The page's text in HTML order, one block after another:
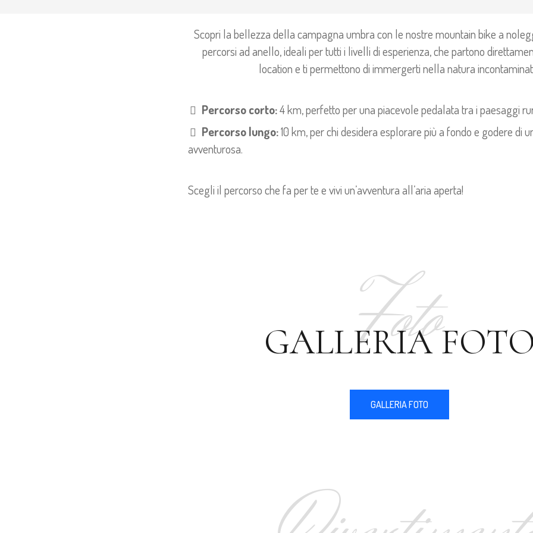
Scopri la bellezza della campagna umbra con le nostre mountain bike a
percorsi ad anello, ideali per tutti i livelli di esperienza, che partono
location e ti permettono di immergerti nella natura
Percorso corto:4 km, perfetto per una piacevole pedalata tra i paesaggi
Percorso lungo:10 km, per chi desidera esplorare più a fondo e godere di
avventurosa.
Scegli il percorso che fa per te e vivi un’avventura all’aria aperta!
Foto
GALLERIA
GALLERIA FOTO